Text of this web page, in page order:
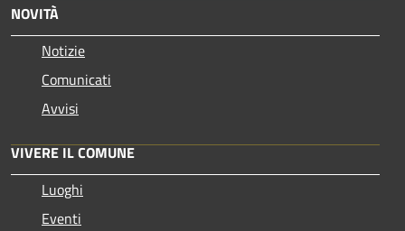
NOVITÀ
Notizie
Comunicati
Avvisi
VIVERE IL COMUNE
Luoghi
Eventi